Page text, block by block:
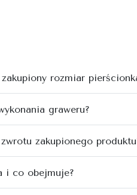
rozmiar
graweru?
zakupionego
i co obejmuje?